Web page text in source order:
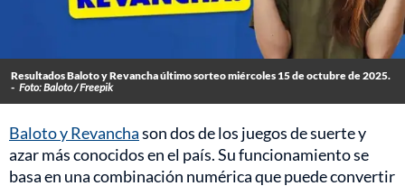
Resultados Baloto y Revancha último sorteo miércoles 15 de octubre de 2025.
- Foto: Baloto / Freepik
Baloto y Revanchason dos de los juegos de suerte y
azar más conocidos en el país. Su funcionamiento se
basa en una combinación numérica que puede convertir